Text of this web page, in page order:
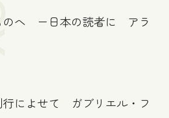
のへ ー日本の読者に アラ
行によせて ガブリエル・フ